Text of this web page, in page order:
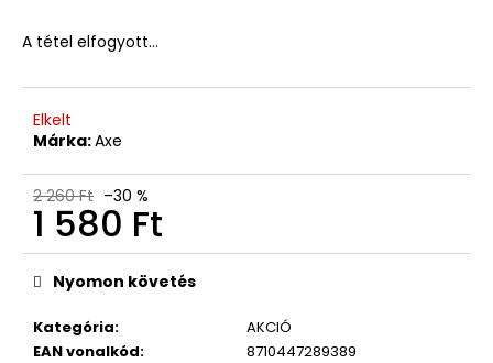
A tétel elfogyott…
Elkelt
Márka:Axe
2 260 Ft –30 %
1 580 Ft
Egységár:
Kategória:
AKCIÓ
EAN vonalkód:
8710447289389
Nyomon követés
24